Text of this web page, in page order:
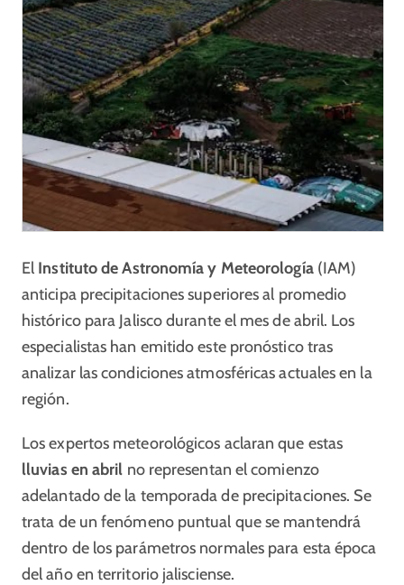
El Instituto de Astronomía y Meteorología(IAM)
anticipa precipitaciones superiores al promedio
histórico para Jalisco durante el mes de abril. Los
especialistas han emitido este pronóstico tras
analizar las condiciones atmosféricas actuales en la
región.
Los expertos meteorológicos aclaran que estas
lluvias en abril no representan el comienzo
adelantado de la temporada de precipitaciones. Se
trata de un fenómeno puntual que se mantendrá
dentro de los parámetros normales para esta época
del año en territorio jalisciense.